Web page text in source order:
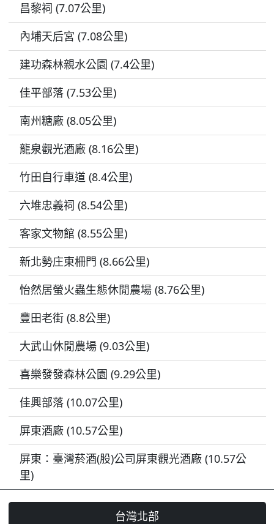
昌黎祠 (7.07公里)
內埔天后宮 (7.08公里)
建功森林親水公園 (7.4公里)
佳平部落 (7.53公里)
南州糖廠 (8.05公里)
龍泉觀光酒廠 (8.16公里)
竹田自行車道 (8.4公里)
六堆忠義祠 (8.54公里)
客家文物館 (8.55公里)
新北勢庄東柵門 (8.66公里)
怡然居螢火蟲生態休閒農場 (8.76公里)
豐田老街 (8.8公里)
大武山休閒農場 (9.03公里)
喜樂發發森林公園 (9.29公里)
佳興部落 (10.07公里)
屏東酒廠 (10.57公里)
屏東：臺灣菸酒(股)公司屏東觀光酒廠 (10.57公
里)
台灣北部